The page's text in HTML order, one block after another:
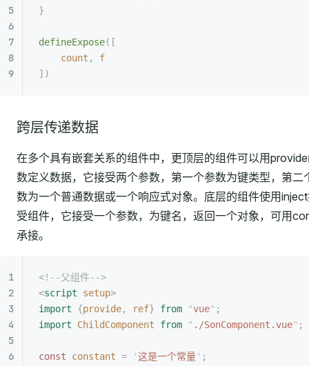
}
defineExpose([
    count
,
f
])
跨层传递数据
在多个具有嵌套关系的组件中，更顶层的组件可以用
数定义数据，它接受两个参数，第一个参数为键类型，第二
数为一个普通数据或一个响应式对象。底层的组件使用
受组件，它接受一个参数，为键名，返回一个对象，可用
承接。
<!--父组件-->
<script setup>
import {provide, ref} from "vue" ;
import ChildComponent from " ./SonComponent.vue" ;
const constant = '这是一个常量' ;